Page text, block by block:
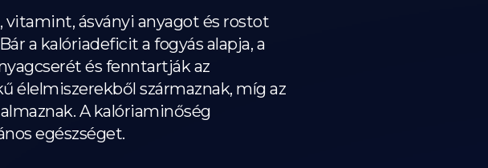
ásványi anyagot és rostot
a kalóriadeficit a fogyás alapja, a
és fenntartják az
élelmiszerekből származnak, míg az
A kalóriaminőség
egészséget.